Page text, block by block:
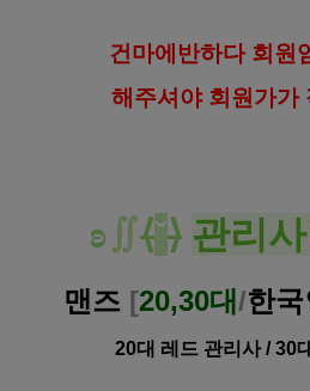
건마에반하다 회원
해 주셔야 회원가가
ʚ ∬⟨ˇ⟩ 관리사
맨즈 [20,30대/한국
20대 레드 관리사 /30